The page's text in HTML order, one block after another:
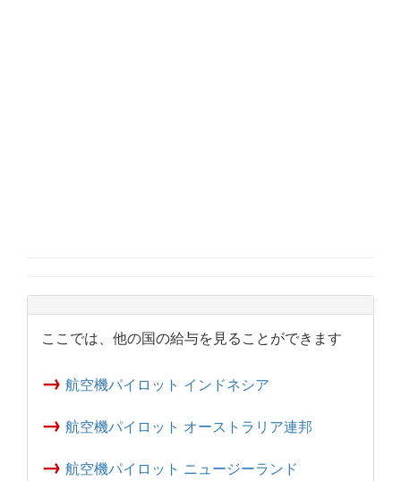
ここでは、他の国の給与を見ることができます
→ 航空機パイロット インドネシア
→ 航空機パイロット オーストラリア連邦
→ 航空機パイロット ニュージーランド